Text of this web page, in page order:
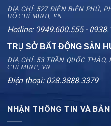
ĐỊA CHỈ: 527 ĐIỆN BIÊN PHỦ,
HỒ CHÍ MINH, VN
Hotline: 0949.600.555 -
TRỤ SỞ BẤT ĐỘNG SẢN
ĐỊA CHỈ: 53 TRẦN QUỐC THẢO,
CHÍ MINH, VN
Điện thoại: 028.3888.3379
NHẬN THÔNG TIN VÀ